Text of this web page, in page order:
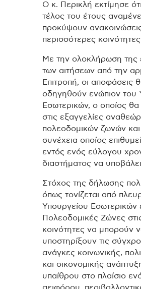
Ο κ. Περικλή εκτίμησε
τέλος του έτους
προκύψουν ανακοινώσεις
περισσότερες
Με την ολοκλήρωση της
των αιτήσεων από την
Επιτροπή, οι αποφάσεις
οδηγηθούν ενώπιον του
Εσωτερικών, ο οποίος θα
στις εξαγγελίες
πολεοδομικών ζωνών
συνέχεια οποίος
εντός ενός εύλογου
διαστήματος να
Στόχος της δήλωσης
όπως τονίζεται από
Υπουργείου Εσωτερικών
Πολεοδομικές Ζώνες
κοινότητες να μπορούν
υποστηρίξουν τις
ανάγκες κοινωνικής,
και οικονομικής
υπαίθρου στο πλαίσιο